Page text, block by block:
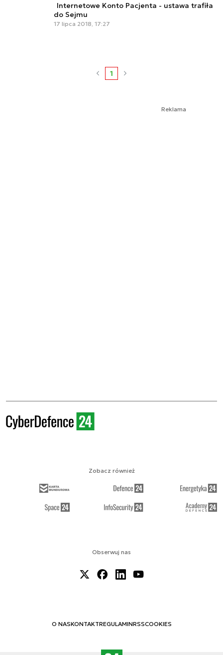
Internetowe Konto Pacjenta - ustawa trafiła
do Sejmu
17 lipca 2018, 17:27
1
Reklama
Obserwuj nas
O NASKONTAKTREGULAMINRSSCOOKIES
Zobacz również